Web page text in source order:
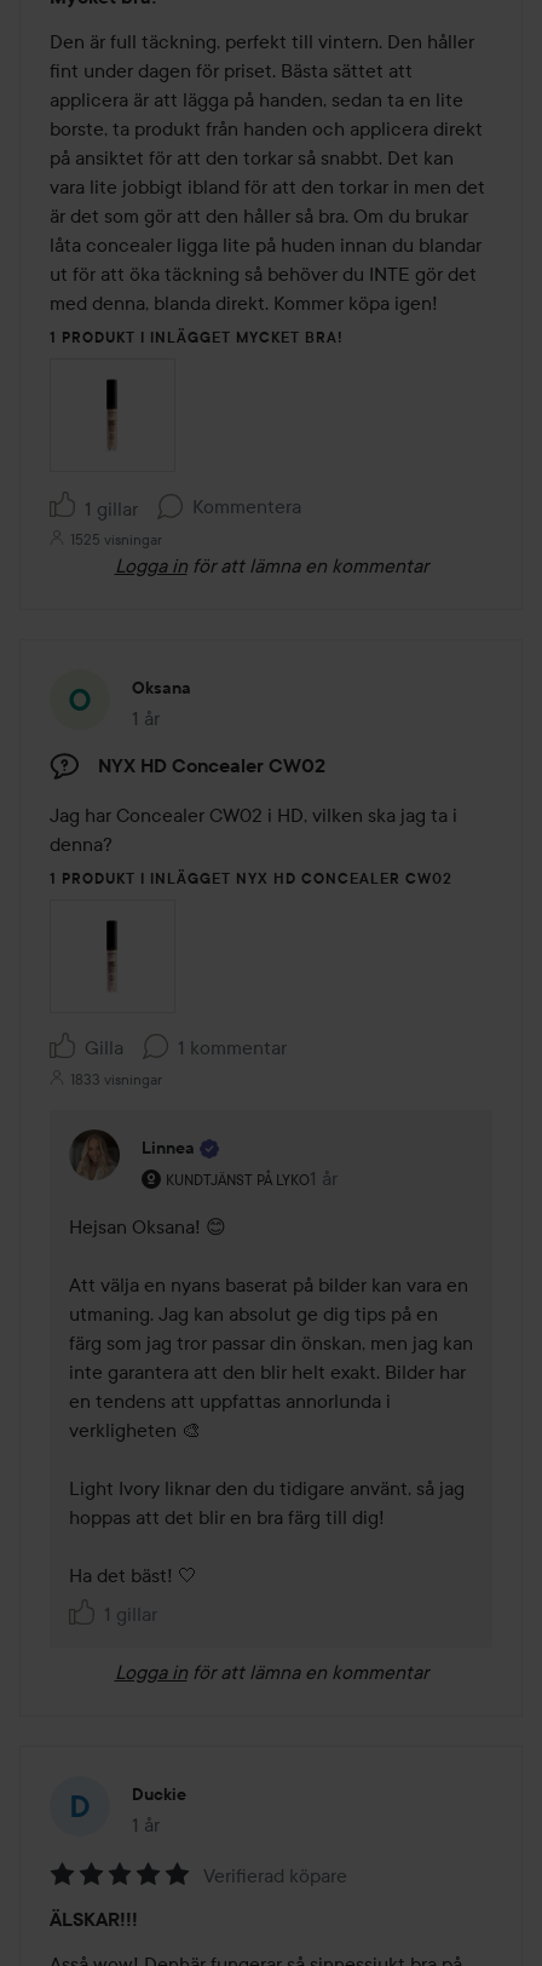
4
av
5
Den är full täckning, perfekt till vintern. Den håller
fint under dagen för priset. Bästa sättet att
applicera är att lägga på handen, sedan ta en lite
borste, ta produkt från handen och applicera direkt
på ansiktet för att den torkar så snabbt. Det kan
vara lite jobbigt ibland för att den torkar in men det
är det som gör att den håller så bra. Om du brukar
låta concealer ligga lite på huden innan du blandar
ut för att öka täckning så behöver du INTE gör det
med denna, blanda direkt. Kommer köpa igen!
1 PRODUKT I INLÄGGET MYCKET BRA!
1 gillar Kommentera
1525 visningar
Logga in för att lämna en kommentar
Oksana
1 år
Inlägget skapades 1 år
NYX HD Concealer CW02
Jag har Concealer CW02 i HD, vilken ska jag ta i
denna?
1 PRODUKT I INLÄGGET NYX HD CONCEALER CW02
Gilla 1 kommentar
1833 visningar
Linnea
KUNDTJÄNST PÅ LYKO
Användarens roll: Kundtjänst på Lyko.
1 år
Kommentaren lades 1 år
Hejsan Oksana! 😊
Att välja en nyans baserat på bilder kan vara en
utmaning. Jag kan absolut ge dig tips på en
färg som jag tror passar din önskan, men jag kan
inte garantera att den blir helt exakt. Bilder har
en tendens att uppfattas annorlunda i
verkligheten 🎨
Light Ivory liknar den du tidigare använt, så jag
hoppas att det blir en bra färg till dig!
Ha det bäst! 🤍
1 gillar
Logga in för att lämna en kommentar
Duckie
1 år
Inlägget skapades 1 år
5
av
Verifierad köpare
ÄLSKAR!!!